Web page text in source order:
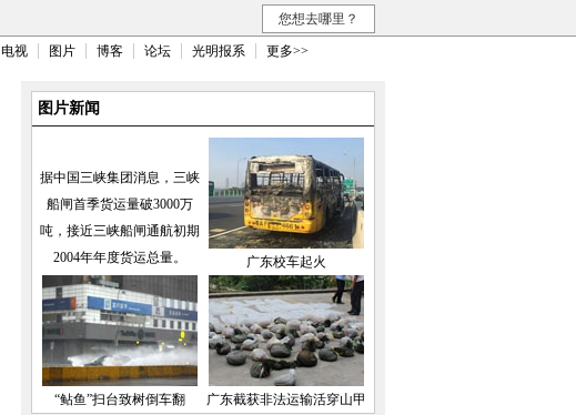
您想去哪里？
电视 图片 博客 论坛 光明报系 更多>>
图片新闻
据中国三峡集团消息，三峡
船闸首季货运量破3000万
吨，接近三峡船闸通航初期
2004年年度货运总量。
广东校车起火
“鲇鱼”扫台致树倒车翻 广东截获非法运输活穿山甲